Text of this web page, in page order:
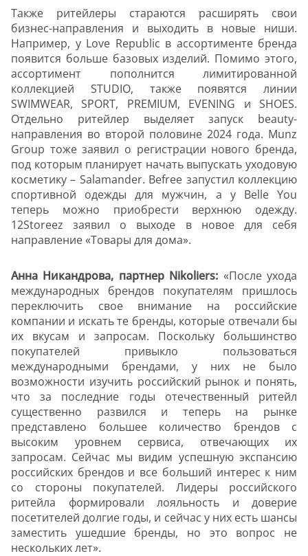
Также ритейлеры стараются расширять свои
бизнес-направления и выходить в новые ниши.
Например, у Love Republic в ассортименте бренда
появится больше базовых изделий. Помимо этого,
ассортимент пополнится лимитированной
коллекцией STUDIO, также появятся линии
SWIMWEAR, SPORT, PREMIUM, EVENING и SHOES.
Отдельно ритейлер выделяет запуск beauty-
направления во второй половине 2024 года. Munz
Group тоже заявил о регистрации нового бренда,
под которым планирует начать выпускать уходовую
косметику – Salamander. Befree запустил коллекцию
спортивной одежды для мужчин, а у Belle You
теперь можно приобрести верхнюю одежду.
12Storeez заявил о выходе в новое для себя
направление «Товары для дома».
Анна Никандрова, партнер Nikoliers: «После ухода
международных брендов покупателям пришлось
переключить свое внимание на российские
компании и искать те бренды, которые отвечали бы
их вкусам и запросам. Поскольку большинство
покупателей привыкло пользоваться
международными брендами, у них не было
возможности изучить российский рынок и понять,
что за последние годы отечественный ритейл
существенно развился и теперь на рынке
представлено большее количество брендов с
высоким уровнем сервиса, отвечающих их
запросам. Сейчас мы видим успешную экспансию
российских брендов и все больший интерес к ним
со стороны покупателей. Лидеры российского
ритейла формировали лояльность и доверие
посетителей долгие годы, и сейчас у них есть шансы
заместить ушедшие бренды, но это вопрос не
нескольких лет».